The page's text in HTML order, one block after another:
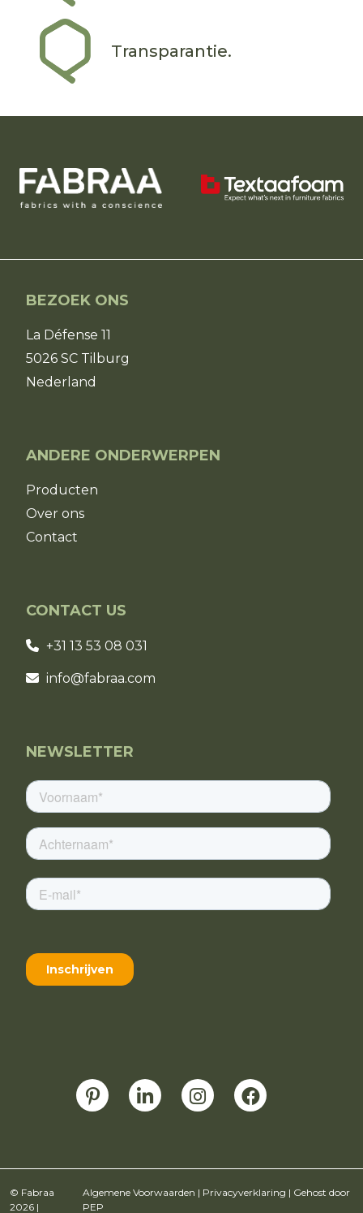
Transparantie.
BEZOEK ONS
La Défense 11
5026 SC Tilburg
Nederland
ANDERE ONDERWERPEN
Producten
Over ons
Contact
CONTACT US
+31 13 53 08 031
info@fabraa.com
NEWSLETTER
© Fabraa
2026 |
Algemene Voorwaarden | Privacyverklaring | Gehost door
PEP